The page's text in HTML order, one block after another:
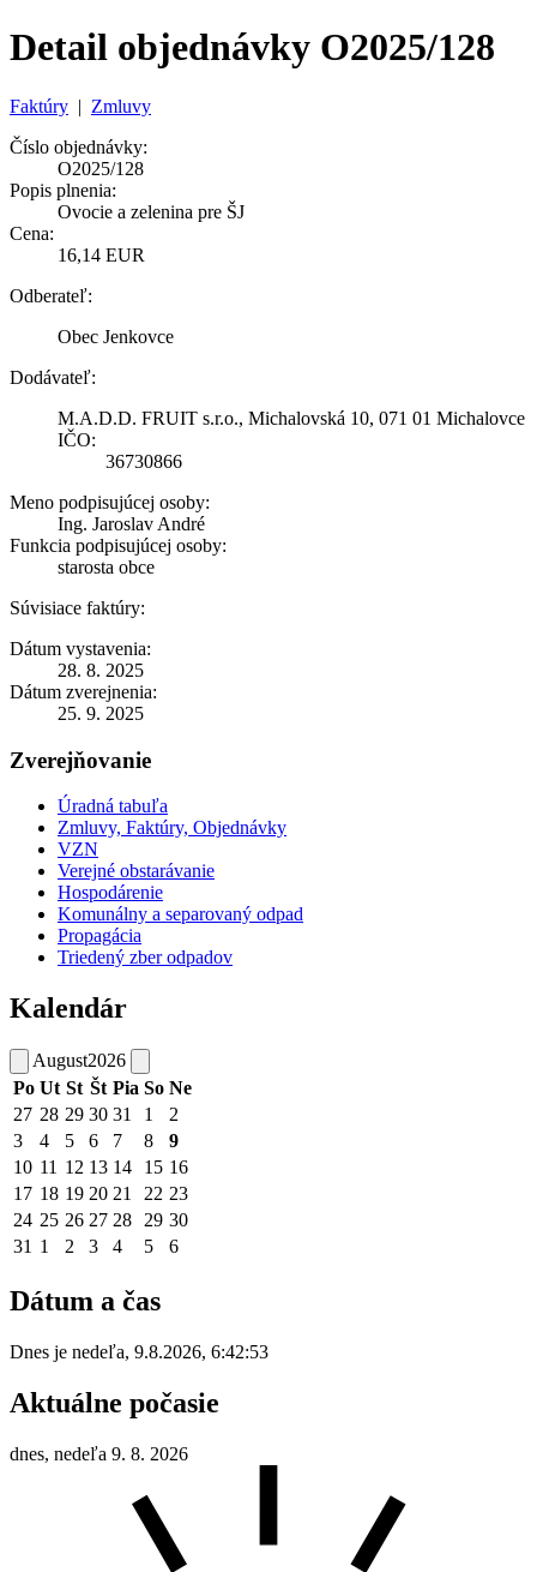
Detail objednávky O2025/128
Faktúry | Zmluvy
Číslo objednávky:
O2025/128
Popis plnenia:
Ovocie a zelenina pre ŠJ
Cena:
16,14 EUR
Odberateľ:
Obec Jenkovce
Dodávateľ:
M.A.D.D. FRUIT s.r.o., Michalovská 10, 071 01 Michalovce
IČO:
36730866
Meno podpisujúcej osoby:
Ing. Jaroslav André
Funkcia podpisujúcej osoby:
starosta obce
Súvisiace faktúry:
Dátum vystavenia:
28. 8. 2025
Dátum zverejnenia:
25. 9. 2025
Zverejňovanie
Úradná tabuľa
Zmluvy, Faktúry, Objednávky
VZN
Verejné obstarávanie
Hospodárenie
Komunálny a separovaný odpad
Propagácia
Triedený zber odpadov
Kalendár
August2026
Po Ut St Št Pia So Ne
27 28 29 30 31 1
2
3
4 5 6 7 8
9
10 11 12 13 14 15 16
17 18 19 20 21 22 23
24 25 26 27 28 29 30
31 1 2 3 4 5 6
Dátum a čas
Dnes je nedeľa, 9.8.2026, 6:42:53
Aktuálne počasie
dnes, nedeľa 9. 8. 2026